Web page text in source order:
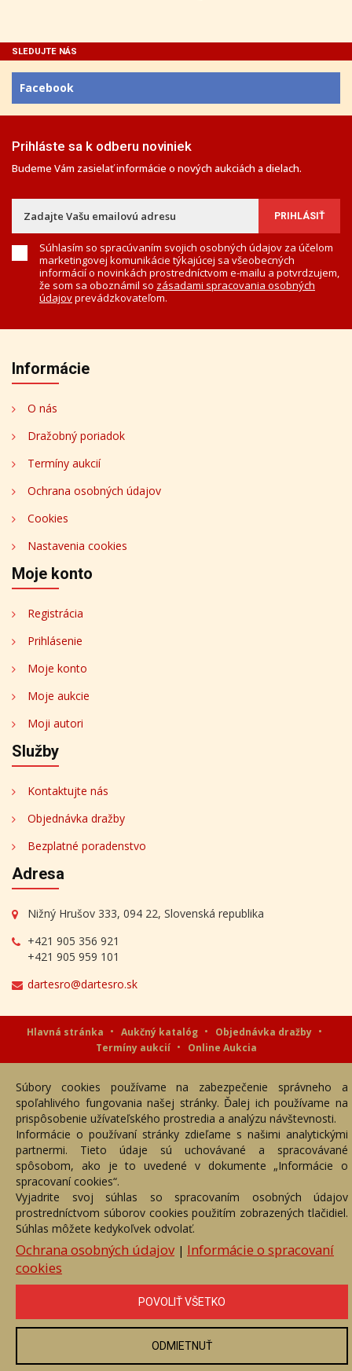
SLEDUJTE NÁS
Facebook
Prihláste sa k odberu noviniek
Budeme Vám zasielať informácie o nových aukciách a dielach.
Súhlasím so spracúvaním svojich osobných údajov za účelom
marketingovej komunikácie týkajúcej sa všeobecných
informácií o novinkách prostredníctvom e-mailu a potvrdzujem,
že som sa oboznámil so zásadami spracovania osobných
údajovprevádzkovateľom.
Informácie
O nás
Dražobný poriadok
Termíny aukcií
Ochrana osobných údajov
Cookies
Nastavenia cookies
Moje konto
Registrácia
Prihlásenie
Moje konto
Moje aukcie
Moji autori
Služby
Kontaktujte nás
Objednávka dražby
Bezplatné poradenstvo
Adresa
Nižný Hrušov 333, 094 22, Slovenská republika
+421 905 356 921
+421 905 959 101
dartesro@dartesro.sk
Hlavná stránka Aukčný katalóg
Objednávka dražby
Termíny aukcií
Online Aukcia
Akékoľvek používanie obrazových a textových súčastí tejto stránky je
podmienené výslovným súhlasom jej vlastníka. Všetky práva sú
vyhradené.
Súbory cookies používame na zabezpečenie správneho a
spoľahlivého fungovania našej stránky. Ďalej ich používame na
prispôsobenie užívateľského prostredia a analýzu návštevnosti.
Informácie o používaní stránky zdieľame s našimi analytickými
partnermi. Tieto údaje sú uchovávané a spracovávané
spôsobom, ako je to uvedené v dokumente „Informácie o
spracovaní cookies“.
Vyjadrite svoj súhlas so spracovaním osobných údajov
prostredníctvom súborov cookies použitím zobrazených tlačidiel.
Súhlas môžete kedykoľvek odvolať.
Ochrana osobných údajov| Informácie o spracovaní
cookies
POVOLIŤ VŠETKO
ODMIETNUŤ